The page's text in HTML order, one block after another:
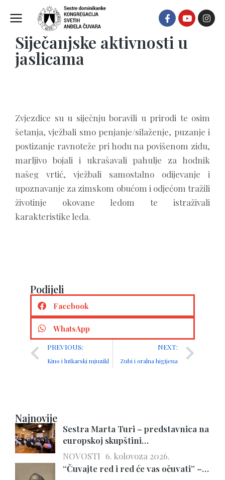
Dječji vrtić Blažena Hozana Šibenik
Siječanjske aktivnosti u
jaslicama
Zvjezdice su u siječnju boravili u prirodi te osim
šetanja, vježbali smo penjanje/silaženje, puzanje i
postizanje ravnoteže pri hodu na povišenom zidu,
marljivo bojali i ukrašavali pahulje za hodnik
našeg vrtić, vježbali samostalno odijevanje i
upoznavanje za zimskom obućom i odjećom tražili
životinje okovane ledom te istraživali
karakteristike leda.
Podijeli
Facebook
WhatsApp
PREVIOUS:
Kino i lutkarski mjuzikl
NEXT:
Zubi i oralna higijena
Najnovije
Sestra Marta Turi – predstavnica na
europskoj skupštini…
NOVOSTI 6. kolovoza 2026.
“Čuvajte red i red će vas očuvati” –…